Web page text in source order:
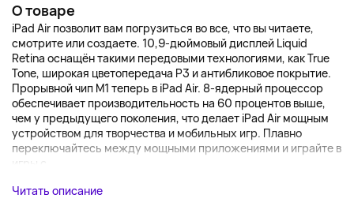
О товаре
iPad Air позволит вам погрузиться во все, что вы читаете,
смотрите или создаете. 10,9-дюймовый дисплей Liquid
Retina оснащён такими передовыми технологиями, как True
Tone, широкая цветопередача P3 и антибликовое покрытие.
Прорывной чип M1 теперь в iPad Air. 8-ядерный процессор
обеспечивает производительность на 60 процентов выше,
чем у предыдущего поколения, что делает iPad Air мощным
устройством для творчества и мобильных игр. Плавно
переключайтесь между мощными приложениями и играйте в
игры с...
Читать описание